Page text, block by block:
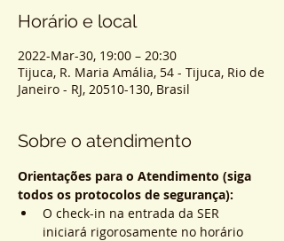
Horário e local
2022-Mar-30, 19:00 – 20:30
Tijuca, R. Maria Amália, 54 - Tijuca, Rio de
Janeiro - RJ, 20510-130, Brasil
Sobre o atendimento
Orientações para o Atendimento (siga
todos os protocolos de segurança):
O check-in na entrada da SER
iniciará rigorosamente no horário